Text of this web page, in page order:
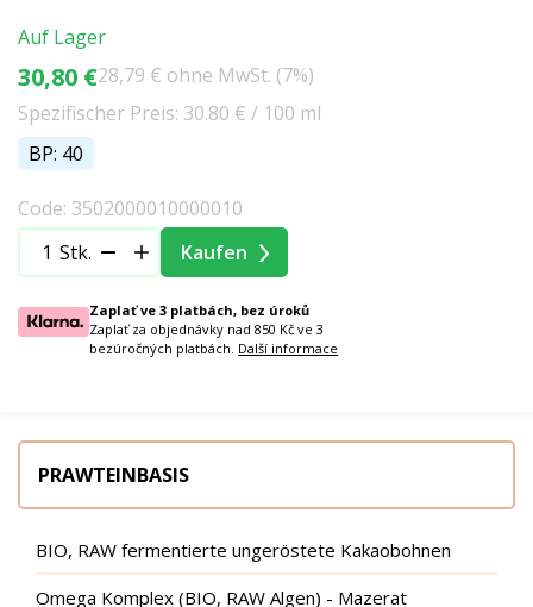
Auf Lager
30,80 €28,79 € ohne MwSt. (7%)
Spezifischer Preis: 30.80 € / 100 ml
BP: 40
Code: 3502000010000010
Stk.
Kaufen
Zaplať ve 3 platbách, bez úroků
Zaplať za objednávky nad 850 Kč ve 3
bezúročných platbách. Další informace
PRAWTEINBASIS
BIO, RAW fermentierte ungeröstete Kakaobohnen
Omega Komplex (BIO, RAW Algen) - Mazerat